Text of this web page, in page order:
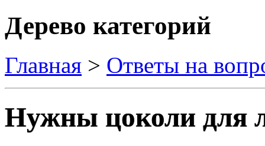
Дерево категорий
Главная > Ответы на
Нужны цоколи для